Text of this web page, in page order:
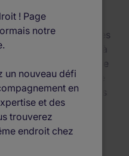
! Page
notre
un nouveau défi
en
et des
trouverez
endroit chez
entreprises de toutes
internationales, à
pour des postes de
présence mondiale
couvrant 26 secteurs
expertise unique
d'entreprises et
d'emploi chaque
des conseils